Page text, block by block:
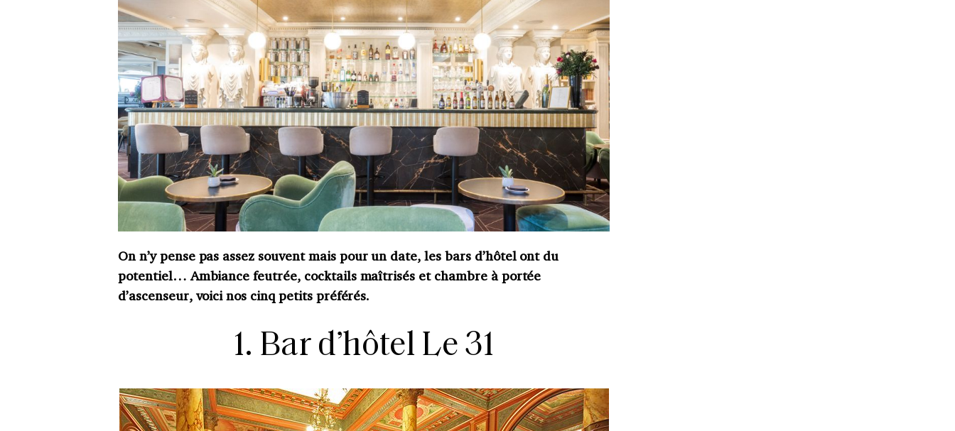
On n’y pense pas assez souvent mais pour un date, les bars d’hôtel ont du
potentiel… Ambiance feutrée, cocktails maîtrisés et chambre à portée
d’ascenseur, voici nos cinq petits préférés.
1. Bar d’hôtel Le 31